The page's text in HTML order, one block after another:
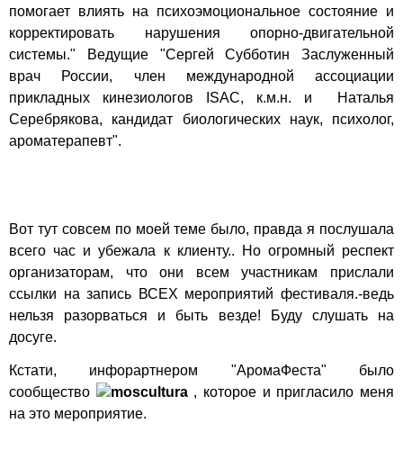
помогает влиять на психоэмоциональное состояние и
корректировать нарушения опорно-двигательной
системы." Ведущие "Сергей Субботин Заслуженный
врач России, член международной ассоциации
прикладных кинезиологов ISAC, к.м.н. и Наталья
Серебрякова, кандидат биологических наук, психолог,
ароматерапевт".
Вот тут совсем по моей теме было, правда я послушала
всего час и убежала к клиенту.. Но огромный респект
организаторам, что они всем участникам прислали
ссылки на запись ВСЕХ мероприятий фестиваля.-ведь
нельзя разорваться и быть везде! Буду слушать на
досуге.
Кстати, инфорартнером "АромаФеста" было
сообщество
moscultura, которое и пригласило меня
на это мероприятие.